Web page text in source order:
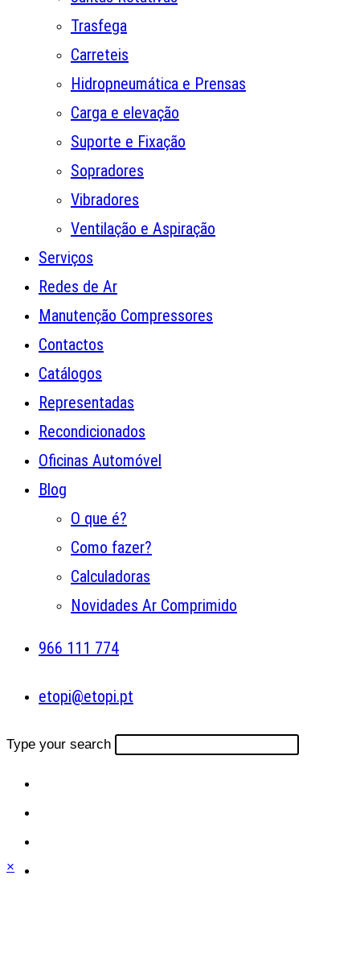
Trasfega
Carreteis
Hidropneumática e Prensas
Carga e elevação
Suporte e Fixação
Sopradores
Vibradores
Ventilação e Aspiração
Serviços
Redes de Ar
Manutenção Compressores
Contactos
Catálogos
Representadas
Recondicionados
Oficinas Automóvel
Blog
O que é?
Como fazer?
Calculadoras
Novidades Ar Comprimido
966 111 774
etopi@etopi.pt
Type your search
×